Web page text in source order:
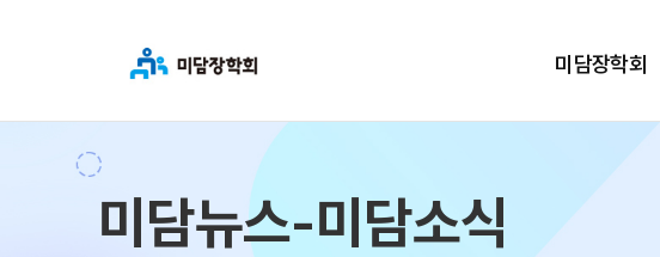
미담장학회
미담뉴스-미담소식